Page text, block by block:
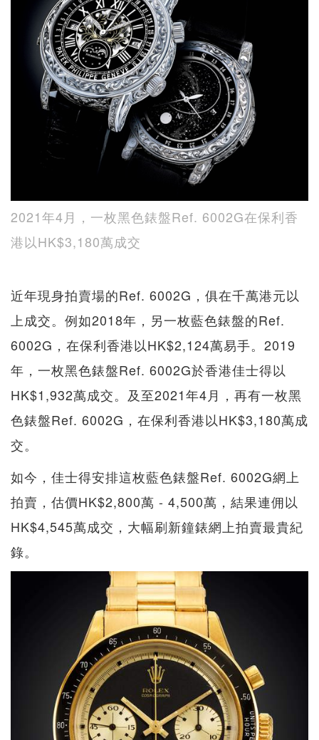
2021年4月，一枚黑色錶盤Ref. 6002G在保利香
港以HK$3,180萬成交
近年現身拍賣場的Ref. 6002G，俱在千萬港元以
上成交。例如2018年，另一枚藍色錶盤的Ref.
6002G，在保利香港以HK$2,124萬易手。2019
年，一枚黑色錶盤Ref. 6002G於香港佳士得以
HK$1,932萬成交。及至2021年4月，再有一枚黑
色錶盤Ref. 6002G，在保利香港以HK$3,180萬成
交。
如今，佳士得安排這枚藍色錶盤Ref. 6002G網上
拍賣，估價HK$2,800萬 - 4,500萬，結果連佣以
HK$4,545萬成交，大幅刷新鐘錶網上拍賣最貴紀
錄。